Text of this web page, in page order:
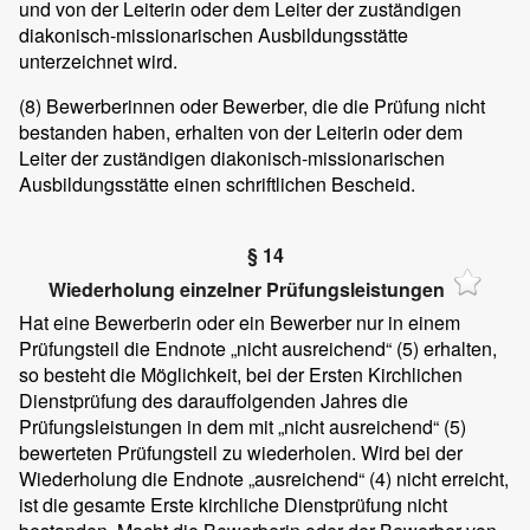
und von der Leiterin oder dem Leiter der zuständigen
diakonisch-missionarischen Ausbildungsstätte
unterzeichnet wird.
(8) Bewerberinnen oder Bewerber, die die Prüfung nicht
bestanden haben, erhalten von der Leiterin oder dem
Leiter der zuständigen diakonisch-missionarischen
Ausbildungsstätte einen schriftlichen Bescheid.
§ 14
Wiederholung einzelner Prüfungsleistungen
Hat eine Bewerberin oder ein Bewerber nur in einem
Prüfungsteil die Endnote „nicht ausreichend“ (5) erhalten,
so besteht die Möglichkeit, bei der Ersten Kirchlichen
Dienstprüfung des darauffolgenden Jahres die
Prüfungsleistungen in dem mit „nicht ausreichend“ (5)
bewerteten Prüfungsteil zu wiederholen. Wird bei der
Wiederholung die Endnote „ausreichend“ (4) nicht erreicht,
ist die gesamte Erste kirchliche Dienstprüfung nicht